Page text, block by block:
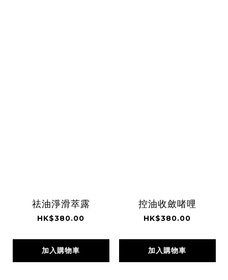
祛油淨滑萃露
HK$380.00
加入購物車
控油收斂啫哩
HK$380.00
加入購物車